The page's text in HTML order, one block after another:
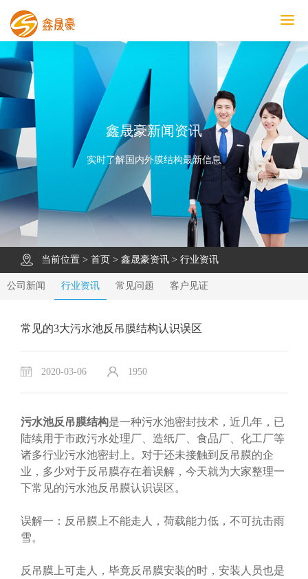
鑫晟豪首页
产品中心
工程案例
膜结构车棚
污水池反吊膜加盖
鑫晟豪资讯
关于鑫晟豪
联系鑫晟豪
鑫晟豪新闻资讯
实时了解国内外膜结构最新信息
当前位置 > 首页 > 鑫晟豪资讯 > 行业资讯
公司新闻 行业资讯 常见问题 客户见证
常见的3大污水池反吊膜结构认识误区
2020-03-06 1950
污水池反吊膜结构是一种污水池密封技术，近几年，已
陆续用于市政污水处理厂、造纸厂、食品厂、化工厂等
诸多行业污水池密封上。对于还未接触到反吊膜的企
业，多少对于反吊膜存在着误解，今天就为大家整理一
下常见的污水池反吊膜认识误区。
误解一：反吊膜上不能走人，荷载能力低，不可抗击雨
雪。
反吊膜上可走人，毕竟反吊膜安装的时，安装人员也是